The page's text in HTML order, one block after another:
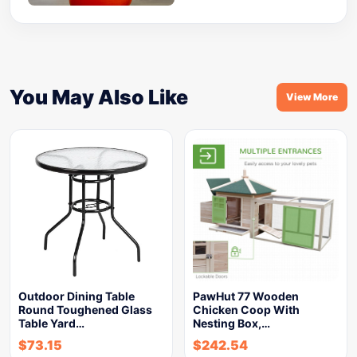
You May Also Like View More
Outdoor Dining Table
Round Toughened Glass
Table Yard…
$73.15
PawHut 77 Wooden
Chicken Coop With
Nesting Box,…
$242.54